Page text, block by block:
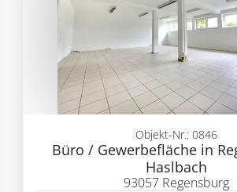
Büro / Gewerbefläche in
Haslbach
Objekt-Nr.: 0846
93057 Regensburg